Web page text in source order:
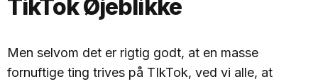
TikTok Øjeblikke
Men selvom det er rigtig godt, at en masse
fornuftige ting trives på TIkTok, ved vi alle, at